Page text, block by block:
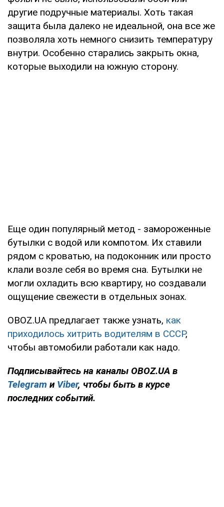
другие подручные материалы. Хоть такая
защита была далеко не идеальной, она все же
позволяла хоть немного снизить температуру
внутри. Особенно старались закрыть окна,
которые выходили на южную сторону.
Еще один популярный метод - замороженные
бутылки с водой или компотом. Их ставили
рядом с кроватью, на подоконник или просто
клали возле себя во время сна. Бутылки не
могли охладить всю квартиру, но создавали
ощущение свежести в отдельных зонах.
OBOZ.UA предлагает также узнать, как
приходилось хитрить водителям в СССР,
чтобы автомобили работали как надо.
Подписывайтесь на каналы OBOZ.UA в
Telegram и Viber, чтобы быть в курсе
последних событий.